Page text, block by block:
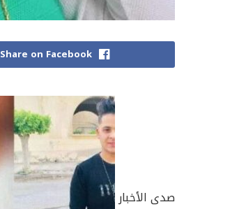
Share on Facebook
صدى الأخبار